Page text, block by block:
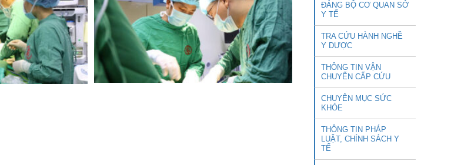
ĐẢNG BỘ CƠ QUAN SỞ
Y TẾ
TRA CỨU HÀNH NGHỀ
Y DƯỢC
THÔNG TIN VẬN
CHUYỂN CẤP CỨU
CHUYÊN MỤC SỨC
KHỎE
THÔNG TIN PHÁP
LUẬT, CHÍNH SÁCH Y
TẾ